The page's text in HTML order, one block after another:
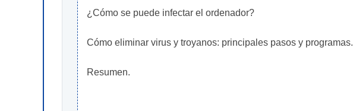
¿Cómo se puede infectar el ordenador?
Cómo eliminar virus y troyanos: principales pasos y programas.
Resumen.